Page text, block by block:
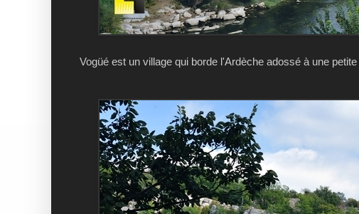
Vogüé est un village qui borde l'Ardèche adossé à une